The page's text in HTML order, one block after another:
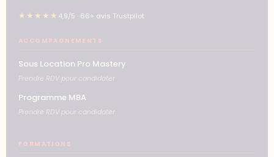
★★★★★ 4,9/5 · 66+ avis Trustpilot
ACCOMPAGNEMENTS
Sous Location Pro Mastery
Prendre RDV pour candidater
Programme MBA
Prendre RDV pour candidater
FORMATIONS